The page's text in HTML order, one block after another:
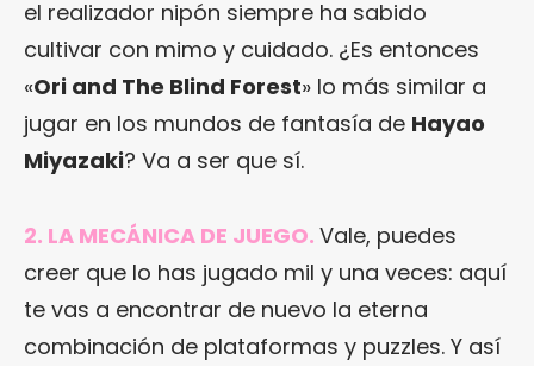
el realizador nipón siempre ha sabido
cultivar con mimo y cuidado. ¿Es entonces
«Ori and The Blind Forest» lo más similar a
jugar en los mundos de fantasía de Hayao
Miyazaki? Va a ser que sí.
2. LA MECÁNICA DE JUEGO. Vale, puedes
creer que lo has jugado mil y una veces: aquí
te vas a encontrar de nuevo la eterna
combinación de plataformas y puzzles. Y así